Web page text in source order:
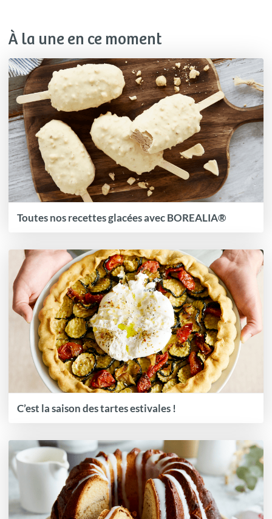
À la une en ce moment
Toutes nos recettes glacées avec BOREALIA®
C’est la saison des tartes estivales !